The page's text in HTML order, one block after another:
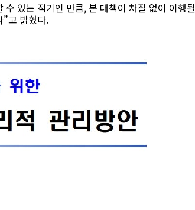
있는 적기인 만큼, 본 대책이 차질 없이 이행될
고 밝혔다.